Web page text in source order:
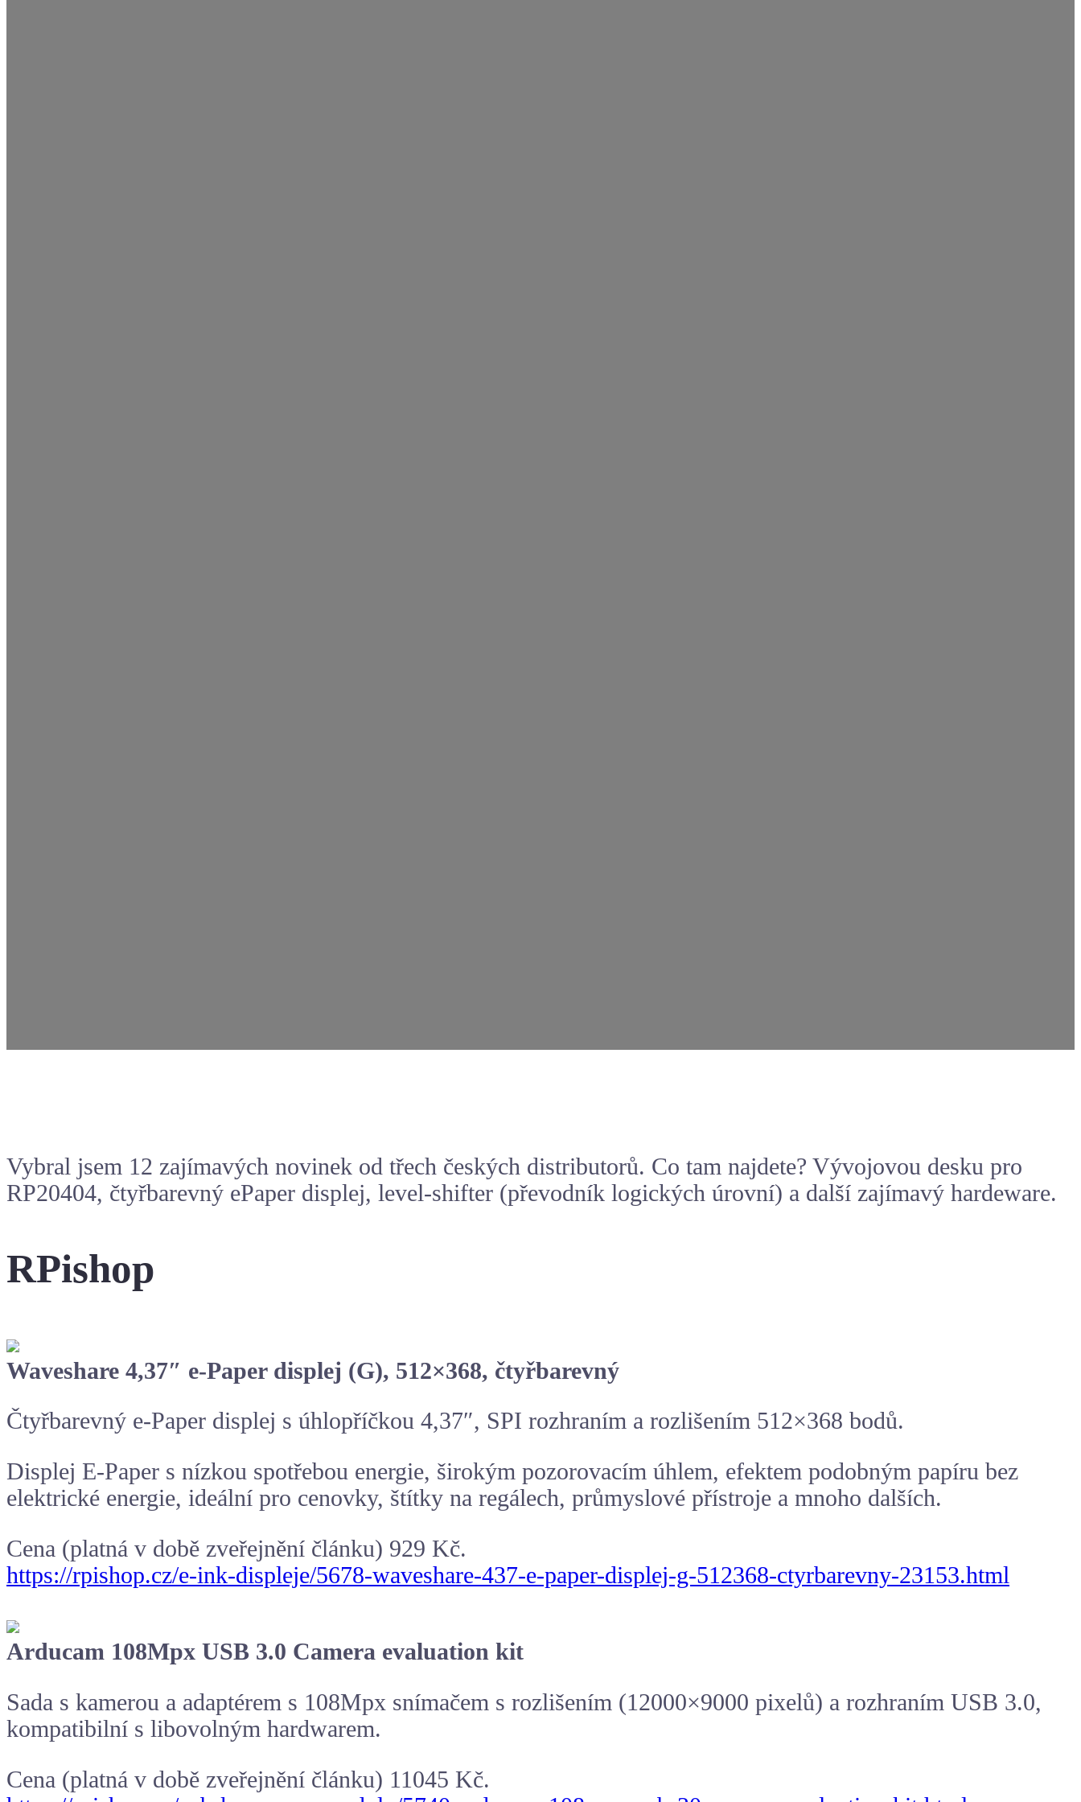
Vybral jsem 12 zajímavých novinek od třech českých distributorů. Co tam najdete? Vývojovou desku pro
RP20404, čtyřbarevný ePaper displej, level-shifter (převodník logických úrovní) a další zajímavý hardeware.
RPishop
Waveshare 4,37″ e-Paper displej (G), 512×368, čtyřbarevný
Čtyřbarevný e-Paper displej s úhlopříčkou 4,37″, SPI rozhraním a rozlišením 512×368 bodů.
Displej E-Paper s nízkou spotřebou energie, širokým pozorovacím úhlem, efektem podobným papíru bez
elektrické energie, ideální pro cenovky, štítky na regálech, průmyslové přístroje a mnoho dalších.
Cena (platná v době zveřejnění článku) 929 Kč.
https://rpishop.cz/e-ink-displeje/5678-waveshare-437-e-paper-displej-g-512368-ctyrbarevny-23153.html
Arducam 108Mpx USB 3.0 Camera evaluation kit
Sada s kamerou a adaptérem s 108Mpx snímačem s rozlišením (12000×9000 pixelů) a rozhraním USB 3.0,
kompatibilní s libovolným hardwarem.
Cena (platná v době zveřejnění článku) 11045 Kč.